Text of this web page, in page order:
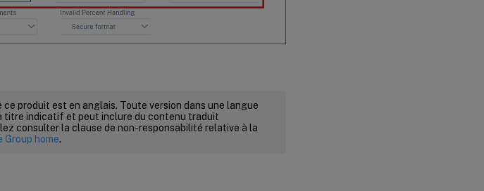
produit est en anglais. Toute version dans une langue
titre indicatif et peut inclure du contenu traduit
consulter la clause de non-responsabilité relative à la
home.